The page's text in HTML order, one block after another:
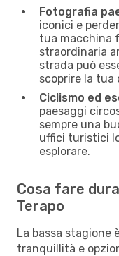
Fotografia
iconici e
tua macchina
straordinaria
strada può
scoprire la tua
Ciclismo ed
paesaggi
sempre una
uffici turistici
esplorare.
Cosa fare
Terapo
La bassa stagione
tranquillità e